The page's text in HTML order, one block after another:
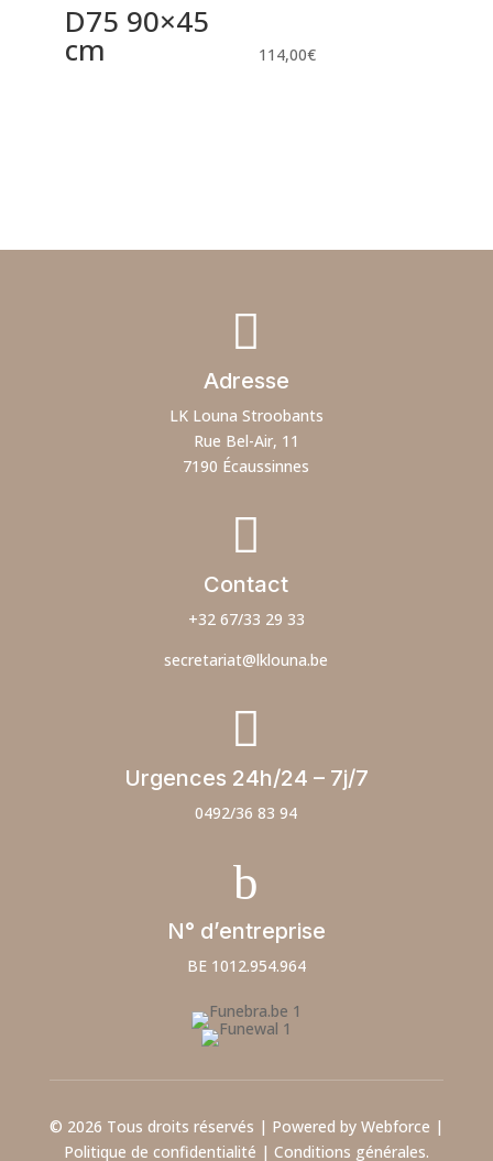
D75 90×45
cm 114,00€

Adresse
LK Louna Stroobants
Rue Bel-Air, 11
7190 Écaussinnes

Contact
+32 67/33 29 33
secretariat@lklouna.be

Urgences 24h/24 – 7j/7
0492/36 83 94
b
N° d’entreprise
BE 1012.954.964
© 2026 Tous droits réservés | Powered by Webforce |
Politique de confidentialité | Conditions générales.